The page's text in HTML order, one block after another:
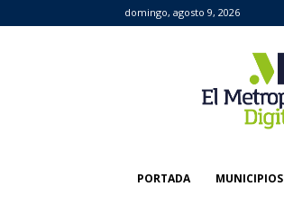
domingo, agosto 9, 2026
Metropolitano
Digital
PORTADA MUNICIPIOS